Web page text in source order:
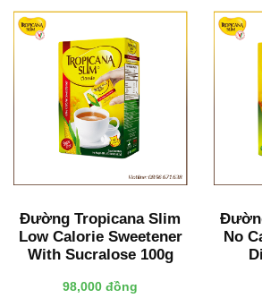
Đường Tropicana Slim
Low Calorie Sweetener
With Sucralose 100g
98,000 đồng
No